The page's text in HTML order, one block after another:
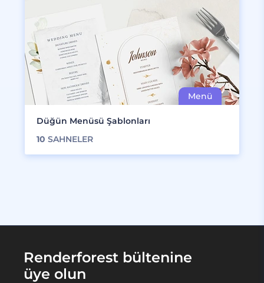
Düğün Menüsü Şablonları
10 SAHNELER
Renderforest bültenine
üye olun